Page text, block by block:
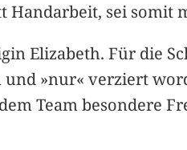
Handarbeit, sei somit
Elizabeth. Für die
»nur« verziert
Team besondere